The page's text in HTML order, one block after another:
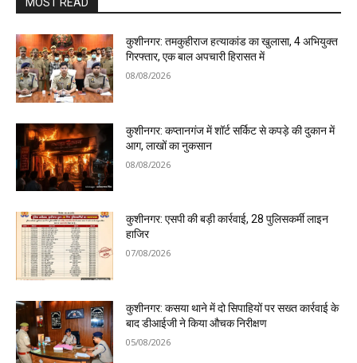
कुशीनगर: तमकुहीराज हत्याकांड का खुलासा, 4 अभियुक्त
गिरफ्तार, एक बाल अपचारी हिरासत में
08/08/2026
कुशीनगर: कप्तानगंज में शॉर्ट सर्किट से कपड़े की दुकान में
आग, लाखों का नुकसान
08/08/2026
कुशीनगर: एसपी की बड़ी कार्रवाई, 28 पुलिसकर्मी लाइन
हाजिर
07/08/2026
कुशीनगर: कसया थाने में दो सिपाहियों पर सख्त कार्रवाई के
बाद डीआईजी ने किया औचक निरीक्षण
05/08/2026